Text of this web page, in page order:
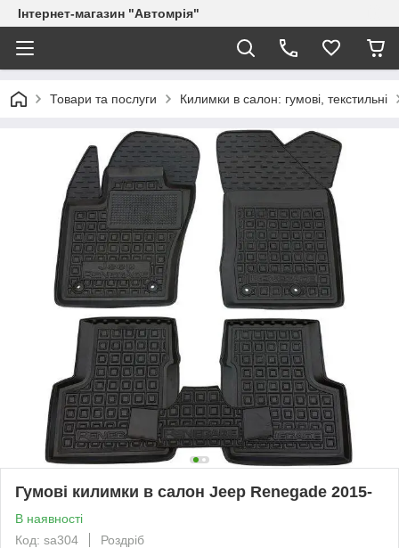
Інтернет-магазин "Автомрія"
Товари та послуги Килимки в салон: гумові, текстильні
Гумові килимки в салон Jeep Renegade 2015-
В наявності
Код: sa304
Роздріб